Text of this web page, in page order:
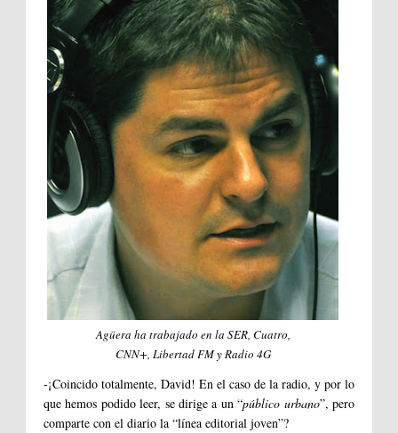
Agüera ha trabajado en la SER, Cuatro,
CNN+, Libertad FM y Radio 4G
-¡Coincido totalmente, David! En el caso de la radio, y por lo
que hemos podido leer, se dirige a un “público urbano”, pero
comparte con el diario la “línea editorial joven”?